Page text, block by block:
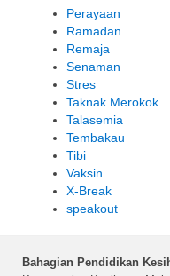
Perayaan
Ramadan
Remaja
Senaman
Stres
Taknak Merokok
Talasemia
Tembakau
Tibi
Vaksin
X-Break
speakout
Bahagian Pendidikan